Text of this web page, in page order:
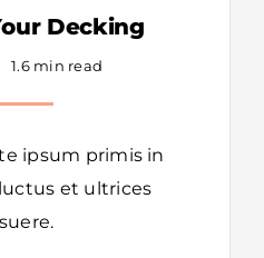
Decking
1.6 min read
ipsum primis in
et ultrices